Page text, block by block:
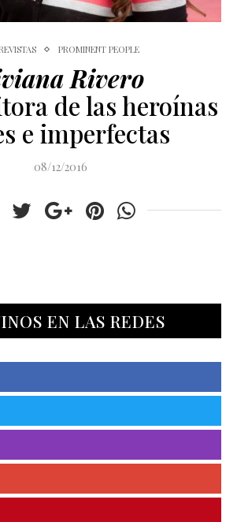
PROMINENT PEOPLE
Rivero
de las heroínas
e imperfectas
08/12/2016
EN LAS REDES